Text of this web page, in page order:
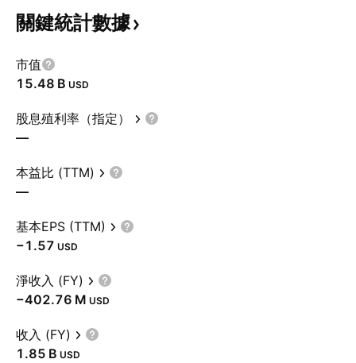
關鍵統計數據
市值
‪15.48 B‬ USD
股息殖利率（指定）
—
本益比 (TTM)
—
基本EPS (TTM)
−1.57 USD
淨收入 (FY)
‪−402.76 M‬ USD
收入 (FY)
‪1.85 B‬ USD